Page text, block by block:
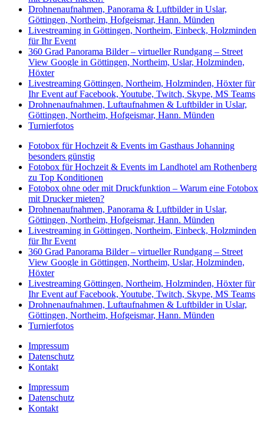
Drohnenaufnahmen, Panorama & Luftbilder in Uslar,
Göttingen, Northeim, Hofgeismar, Hann. Münden
Livestreaming in Göttingen, Northeim, Einbeck, Holzminden
für Ihr Event
360 Grad Panorama Bilder – virtueller Rundgang – Street
View Google in Göttingen, Northeim, Uslar, Holzminden,
Höxter
Livestreaming Göttingen, Northeim, Holzminden, Höxter für
Ihr Event auf Facebook, Youtube, Twitch, Skype, MS Teams
Drohnenaufnahmen, Luftaufnahmen & Luftbilder in Uslar,
Göttingen, Northeim, Hofgeismar, Hann. Münden
Turnierfotos
Fotobox für Hochzeit & Events im Gasthaus Johanning
besonders günstig
Fotobox für Hochzeit & Events im Landhotel am Rothenberg
zu Top Konditionen
Fotobox ohne oder mit Druckfunktion – Warum eine Fotobox
mit Drucker mieten?
Drohnenaufnahmen, Panorama & Luftbilder in Uslar,
Göttingen, Northeim, Hofgeismar, Hann. Münden
Livestreaming in Göttingen, Northeim, Einbeck, Holzminden
für Ihr Event
360 Grad Panorama Bilder – virtueller Rundgang – Street
View Google in Göttingen, Northeim, Uslar, Holzminden,
Höxter
Livestreaming Göttingen, Northeim, Holzminden, Höxter für
Ihr Event auf Facebook, Youtube, Twitch, Skype, MS Teams
Drohnenaufnahmen, Luftaufnahmen & Luftbilder in Uslar,
Göttingen, Northeim, Hofgeismar, Hann. Münden
Turnierfotos
Impressum
Datenschutz
Kontakt
Impressum
Datenschutz
Kontakt